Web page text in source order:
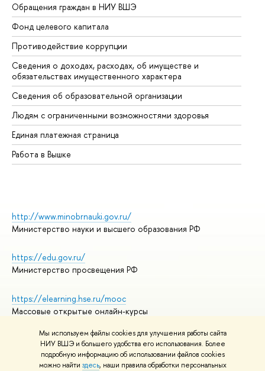
Мы используем файлы cookies для улучшения работы сайта
НИУ ВШЭ и большего удобства его использования. Более
подробную информацию об использовании файлов cookies
можно найти здесь, наши правила обработки персональных
Обращения граждан в НИУ ВШЭ
Фонд целевого капитала
Противодействие коррупции
Сведения о доходах, расходах, об имуществе и
обязательствах имущественного характера
Сведения об образовательной организации
Людям с ограниченными возможностями здоровья
Единая платежная страница
Работа в Вышке
http://www.minobrnauki.gov.ru/
Министерство науки и высшего образования РФ
https://edu.gov.ru/
Министерство просвещения РФ
https://elearning.hse.ru/mooc
Массовые открытые онлайн-курсы
© НИУ ВШЭ 1993–2026
Адреса и контакты